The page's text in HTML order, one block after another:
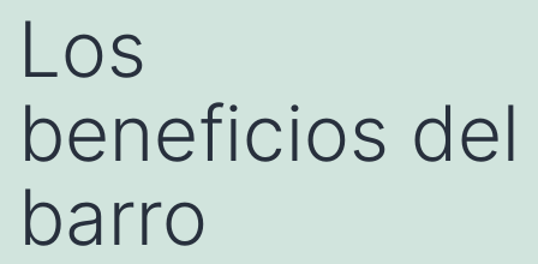
Los
beneficios del
barro